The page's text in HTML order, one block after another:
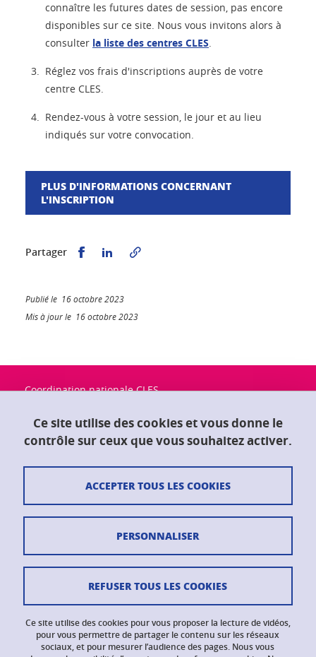
connaître les futures dates de session, pas encore
disponibles sur ce site. Nous vous invitons alors à
consulter la liste des centres CLES.
Réglez vos frais d'inscriptions auprès de votre
centre CLES.
Rendez-vous à votre session, le jour et au lieu
indiqués sur votre convocation.
PLUS D'INFORMATIONS CONCERNANT
L'INSCRIPTION
Partager Partager sur Facebook
Partager sur LinkedIn
Publié le 16 octobre 2023
Mis à jour le 16 octobre 2023
Coordination nationale CLES
Maison du doctorat "Jean Kuntzmann"
CS 40700
38058 Grenoble Cedex 9
Plan du site
Données personnelles
Gestion des cookies
Ce site utilise des cookies et vous donne le
contrôle sur ceux que vous souhaitez activer.
Ce site utilise des cookies pour vous proposer la lecture de vidéos,
pour vous permettre de partager le contenu sur les réseaux
sociaux, et pour mesurer l’audience des pages. Nous vous
ACCEPTER TOUS LES COOKIES
REFUSER TOUS LES COOKIES
PERSONNALISER